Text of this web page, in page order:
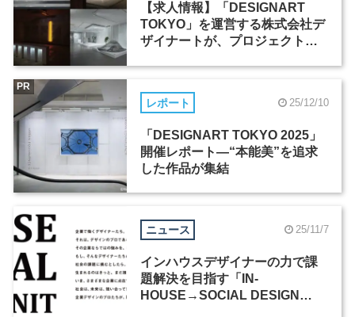
【求人情報】「DESIGNART
TOKYO」を運営する株式会社デ
ザイナートが、プロジェクトマ
レポート 25/12/10
「DESIGNART TOKYO 2025」
開催レポート―“本能美”を追求
した作品が集結
PR
ニュース 25/11/7
インハウスデザイナーの力で課
題解決を目指す「IN-
HOUSE→SOCIAL DESIGN